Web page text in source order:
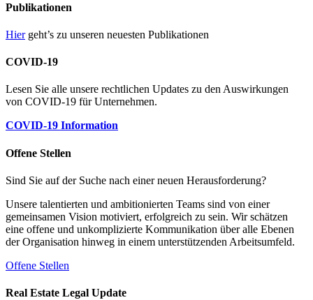
Publikationen
Hiergeht’s zu unseren neuesten Publikationen
COVID-19
Lesen Sie alle unsere rechtlichen Updates zu den Auswirkungen
von COVID-19 für Unternehmen.
COVID-19 Information
Offene Stellen
Sind Sie auf der Suche nach einer neuen Herausforderung?
Unsere talentierten und ambitionierten Teams sind von einer
gemeinsamen Vision motiviert, erfolgreich zu sein. Wir schätzen
eine offene und unkomplizierte Kommunikation über alle Ebenen
der Organisation hinweg in einem unterstützenden Arbeitsumfeld.
Offene Stellen
Real Estate Legal Update